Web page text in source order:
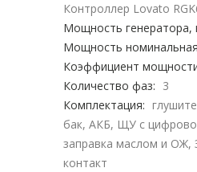
Контроллер Lovato
Мощность генератора,
Мощность
Коэффициент
Количество фаз: 3
Комплектация:
бак, АКБ, ЩУ с
заправка маслом и ОЖ,
контакт